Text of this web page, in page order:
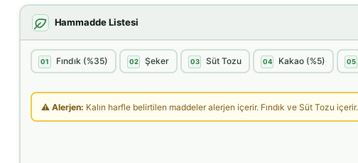
Hammadde Listesi
01 Fındık (%35) 02 Şeker 03 Süt Tozu 04 Kakao (%5) 05
⚠ Alerjen: Kalın harfle belirtilen maddeler alerjen içerir. Fındık ve Süt Tozu içerir.